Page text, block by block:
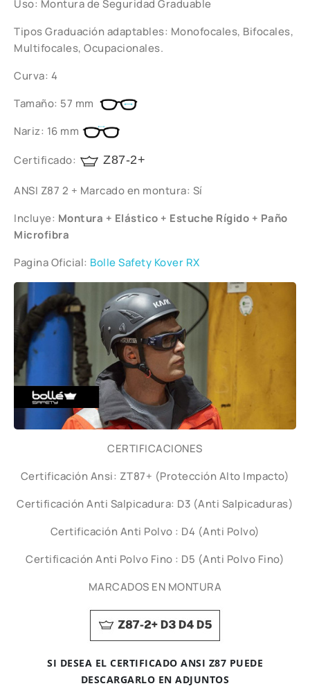
Uso: Montura de Seguridad Graduable
Tipos Graduación adaptables: Monofocales, Bifocales,
Multifocales, Ocupacionales.
Curva: 4
Tamaño: 57 mm
Nariz: 16 mm
Certificado: Z87-2+
ANSI Z87 2 + Marcado en montura: Sí
Incluye: Montura + Elástico + Estuche Rígido + Paño
Microfibra
Pagina Oficial: Bolle Safety Kover RX
CERTIFICACIONES
Certificación Ansi: ZT87+ (Protección Alto Impacto)
Certificación Anti Salpicadura: D3 (Anti Salpicaduras)
Certificación Anti Polvo : D4 (Anti Polvo)
Certificación Anti Polvo Fino : D5 (Anti Polvo Fino)
MARCADOS EN MONTURA
SI DESEA EL CERTIFICADO ANSI Z87 PUEDE
DESCARGARLO EN ADJUNTOS